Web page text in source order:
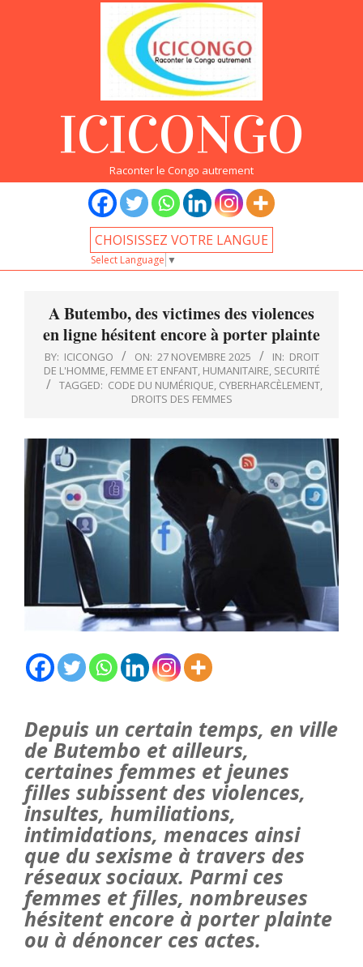
ICICONGO
Raconter le Congo autrement
CHOISISSEZ VOTRE LANGUE
Select Language ▼
A Butembo, des victimes des violences
en ligne hésitent encore à porter plainte
BY: ICICONGO ON: 27 NOVEMBRE 2025 IN: DROIT
DE L'HOMME, FEMME ET ENFANT, HUMANITAIRE, SECURITÉ
TAGGED: CODE DU NUMÉRIQUE, CYBERHARCÈLEMENT,
DROITS DES FEMMES
Depuis un certain temps, en ville
de Butembo et ailleurs,
certaines femmes et jeunes
filles subissent des violences,
insultes, humiliations,
intimidations, menaces ainsi
que du sexisme à travers des
réseaux sociaux. Parmi ces
femmes et filles, nombreuses
hésitent encore à porter plainte
ou à dénoncer ces actes.